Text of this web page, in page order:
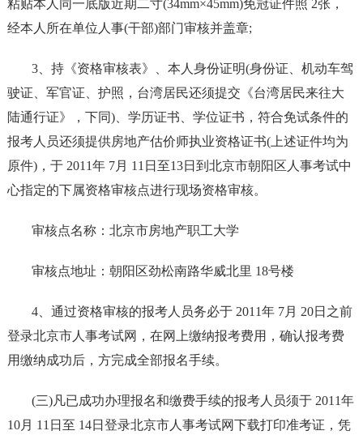
粘贴本人同一底版近期二寸(34mm×45mm)免冠证件照 2张，
经本人所在单位人事(干部)部门审核并盖章;
3、持《资格审核表》、本人身份证明(身份证、机动车驾
驶证、军官证、护照，台湾居民还须提交《台湾居民来往大
陆通行证》，下同)、学历证书、学位证书，符合免试条件的
报考人员还须提供房地产估价师执业资格证书(上述证件均为
原件)，于 2011年 7月 11日至13日到北京市朝阳区人事考试中
心指定的下属资格审核点进行现场资格审核。
审核点名称：北京市房地产职工大学
审核点地址：朝阳区劲松南路华威北里 18号楼
4、通过资格审核的报考人员务必于 2011年 7月 20日之前
登录北京市人事考试网，在网上缴纳报考费用，确认报考费
用缴纳成功后，方完成全部报名手续。
(三)凡已成功办理报名和缴费手续的报考人员须于 2011年
10月 11日至 14日登录北京市人事考试网下载打印准考证，凭